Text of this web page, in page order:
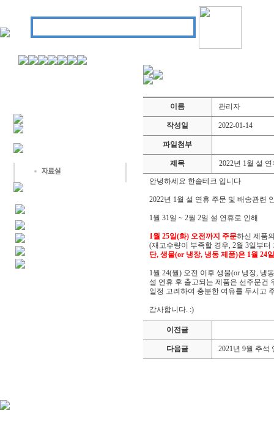
이름 관리자
작성일 2022-01-14
파일첨부
제목 2022년 1월 설
안녕하세요 한솔테크 입니다
2022년 1월 설 연휴 주문 및 배송관련
1월 31일 ~ 2월 2일 설 연휴로 인해
1월 25일(화) 오전까지 주문하신 제품
(재고수량이 부족할 경우, 2월 3일부터
단, 생물(or 냉장, 냉동 제품)은 1월 24
1월 24(월) 오전 이후 생물(or 냉장, 냉
설 연휴 후 출고되는 제품은 선주문건
일정 고려하여 충분한 여유를 두시고
감사합니다. :)
이전글
다음글 2021년 9월 추석